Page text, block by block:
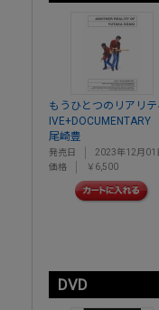
もうひとつのリアリテ
IVE+DOCUMENTARY
尾崎豊
発売日
2023年12月01
価格
￥6,500
DVD